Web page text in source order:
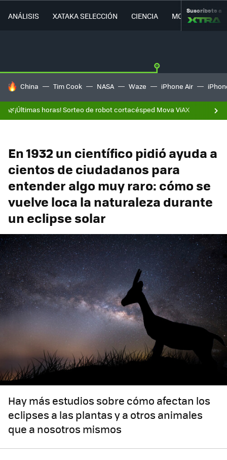
ANÁLISIS XATAKA SELECCIÓN CIENCIA MOVILIDAD
Suscríbete a
HOY SE HABLA DE
China Tim Cook NASA Waze iPhone Air
🌿¡Últimas horas! Sorteo de robot cortacésped Mova ViAX
En 1932 un científico pidió ayuda a
cientos de ciudadanos para
entender algo muy raro: cómo se
vuelve loca la naturaleza durante
un eclipse solar
Hay más estudios sobre cómo afectan los
eclipses a las plantas y a otros animales
que a nosotros mismos